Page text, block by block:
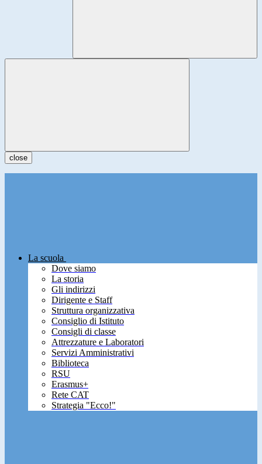
close
La scuola
Dove siamo
La storia
Gli indirizzi
Dirigente e Staff
Struttura organizzativa
Consiglio di Istituto
Consigli di classe
Attrezzature e Laboratori
Servizi Amministrativi
Biblioteca
RSU
Erasmus+
Rete CAT
Strategia "Ecco!"